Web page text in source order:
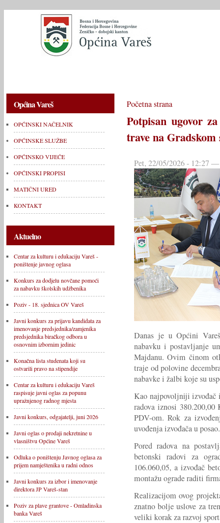
Općina Vareš
OPĆINSKI NAČELNIK
OPĆINSKE SLUŽBE
OPĆINSKO VIJEĆE
OPĆINSKI PROPISI
MATIČNI URED
KONTAKT
Aktuelno
Centar za kulturu i edukaciju Vareš -
poništenje javnog oglasa
Konkurs za dodjelu novčane pomoći
za nabavku školskih udžbenika
Poziv - 18. sjednica OV Vareš
Javni konkurs za prijavu kandidata za
imenovanje predsjednika/zamjenika
predsjednika biračkog odbora u
osnovnim izbornim jedinic
Konačna lista studenata koji su
ostvarili pravo na stipendije
Centar za kulturu i edukaciju Vareš
raspisuje javni oglas za popunu
upražnjenog radnog mjesta
Javni konkurs, odgajatelji, juni 2026
Javni oglas o prodaji nekretnine u
vlasništvu Općine Vareš
Odluka o poništenju Javnog oglasa za
prijem namještenika u radni odnos
Javni konkurs za izbor i imenovanje
direktora JP Vareš-stan
Poziv za plave grantove - Omladinska
banka Vareš
Početna strana
Potpisan ugovor
trave na
Pet, 22/05/2026 - 12:27
Danas je u Općini
nabavku i postavljanje
Majdanu. Ovim činom
traje od polovine
nabavke i žalbi koje su
Kao najpovoljniji izvođač
radova iznosi
PDV-om. Rok za
uvođenja izvođača u posao.
Pored radova na
betonski radovi za
106.060,05, a izvođač
montažu ograde raditi
Realizacijom ovog
znatno bolje uslove za
veliki korak za razvoj